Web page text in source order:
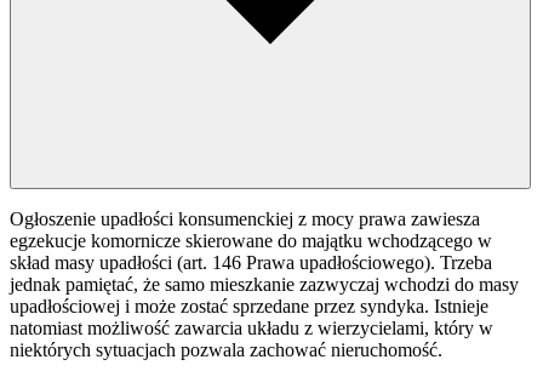
Ogłoszenie upadłości konsumenckiej z mocy prawa zawiesza
egzekucje komornicze skierowane do majątku wchodzącego w
skład masy upadłości (art. 146 Prawa upadłościowego). Trzeba
jednak pamiętać, że samo mieszkanie zazwyczaj wchodzi do masy
upadłościowej i może zostać sprzedane przez syndyka. Istnieje
natomiast możliwość zawarcia układu z wierzycielami, który w
niektórych sytuacjach pozwala zachować nieruchomość.